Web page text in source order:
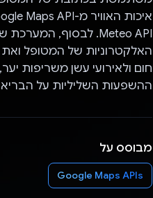
האלקטרוניות של המטופל
חום ולאירועי עשן משריפות
ההשפעות השליליות על
מבוסס על
Google Maps APIs